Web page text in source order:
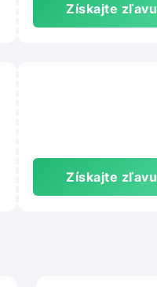
Získajte zľavu
Získajte zľavu